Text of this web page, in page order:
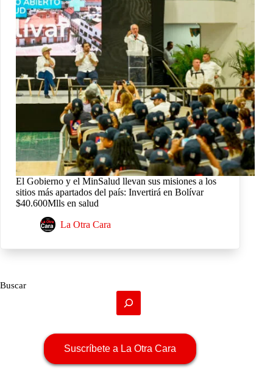
El Gobierno y el MinSalud llevan sus misiones a los
sitios más apartados del país: Invertirá en Bolívar
$40.600Mlls en salud
La Otra Cara
Buscar
Suscríbete a La Otra Cara